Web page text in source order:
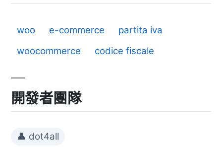
woo e-commerce
partita iva
woocommerce
codice fiscale
開發者團隊
👤 dot4all